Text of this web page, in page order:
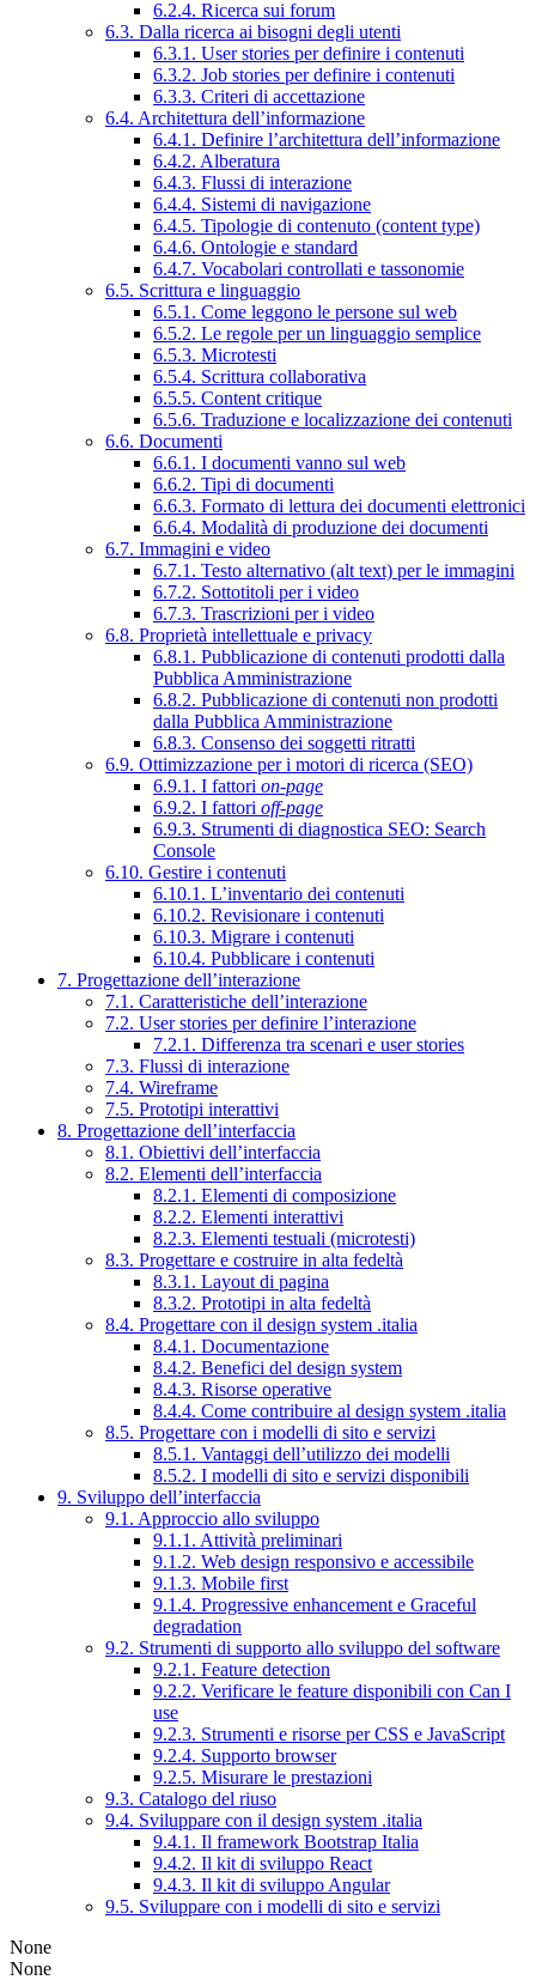
6.2.4. Ricerca sui forum
6.3. Dalla ricerca ai bisogni degli utenti
6.3.1. User stories per definire i contenuti
6.3.2. Job stories per definire i contenuti
6.3.3. Criteri di accettazione
6.4. Architettura dell’informazione
6.4.1. Definire l’architettura dell’informazione
6.4.2. Alberatura
6.4.3. Flussi di interazione
6.4.4. Sistemi di navigazione
6.4.5. Tipologie di contenuto (content type)
6.4.6. Ontologie e standard
6.4.7. Vocabolari controllati e tassonomie
6.5. Scrittura e linguaggio
6.5.1. Come leggono le persone sul web
6.5.2. Le regole per un linguaggio semplice
6.5.3. Microtesti
6.5.4. Scrittura collaborativa
6.5.5. Content critique
6.5.6. Traduzione e localizzazione dei contenuti
6.6. Documenti
6.6.1. I documenti vanno sul web
6.6.2. Tipi di documenti
6.6.3. Formato di lettura dei documenti elettronici
6.6.4. Modalità di produzione dei documenti
6.7. Immagini e video
6.7.1. Testo alternativo (alt text) per le immagini
6.7.2. Sottotitoli per i video
6.7.3. Trascrizioni per i video
6.8. Proprietà intellettuale e privacy
6.8.1. Pubblicazione di contenuti prodotti dalla
Pubblica Amministrazione
6.8.2. Pubblicazione di contenuti non prodotti
dalla Pubblica Amministrazione
6.8.3. Consenso dei soggetti ritratti
6.9. Ottimizzazione per i motori di ricerca (SEO)
6.9.1. I fattori on-page
6.9.2. I fattori off-page
6.9.3. Strumenti di diagnostica SEO: Search
Console
6.10. Gestire i contenuti
6.10.1. L’inventario dei contenuti
6.10.2. Revisionare i contenuti
6.10.3. Migrare i contenuti
6.10.4. Pubblicare i contenuti
7. Progettazione dell’interazione
7.1. Caratteristiche dell’interazione
7.2. User stories per definire l’interazione
7.2.1. Differenza tra scenari e user stories
7.3. Flussi di interazione
7.4. Wireframe
7.5. Prototipi interattivi
8. Progettazione dell’interfaccia
8.1. Obiettivi dell’interfaccia
8.2. Elementi dell’interfaccia
8.2.1. Elementi di composizione
8.2.2. Elementi interattivi
8.2.3. Elementi testuali (microtesti)
8.3. Progettare e costruire in alta fedeltà
8.3.1. Layout di pagina
8.3.2. Prototipi in alta fedeltà
8.4. Progettare con il design system .italia
8.4.1. Documentazione
8.4.2. Benefici del design system
8.4.3. Risorse operative
8.4.4. Come contribuire al design system .italia
8.5. Progettare con i modelli di sito e servizi
8.5.1. Vantaggi dell’utilizzo dei modelli
8.5.2. I modelli di sito e servizi disponibili
9. Sviluppo dell’interfaccia
9.1. Approccio allo sviluppo
9.1.1. Attività preliminari
9.1.2. Web design responsivo e accessibile
9.1.3. Mobile first
9.1.4. Progressive enhancement e Graceful
degradation
9.2. Strumenti di supporto allo sviluppo del software
9.2.1. Feature detection
9.2.2. Verificare le feature disponibili con Can I
use
9.2.3. Strumenti e risorse per CSS e JavaScript
9.2.4. Supporto browser
9.2.5. Misurare le prestazioni
9.3. Catalogo del riuso
9.4. Sviluppare con il design system .italia
9.4.1. Il framework Bootstrap Italia
9.4.2. Il kit di sviluppo React
9.4.3. Il kit di sviluppo Angular
9.5. Sviluppare con i modelli di sito e servizi
None
None